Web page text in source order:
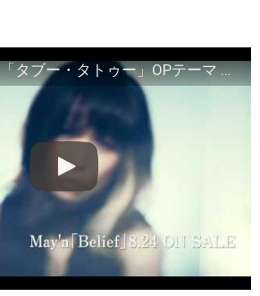
May'n / TVアニメ「タブー・タトゥー」OPテーマ 『Belief』